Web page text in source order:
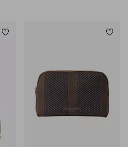
Tilføj til favoritter